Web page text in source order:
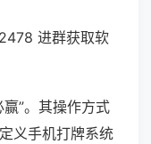
进群获取软
”。其操作方式
义手机打牌系统